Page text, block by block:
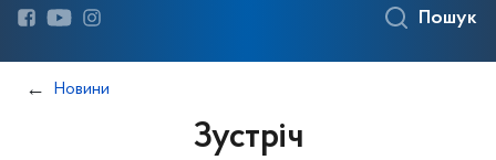
Пошук
Новини
Зустріч